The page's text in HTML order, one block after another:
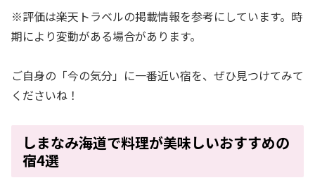
※評価は楽天トラベルの掲載情報を参考にしています。時
期により変動がある場合があります。
ご自身の「今の気分」に一番近い宿を、ぜひ見つけてみて
くださいね！
しまなみ海道で料理が美味しいおすすめの
宿4選